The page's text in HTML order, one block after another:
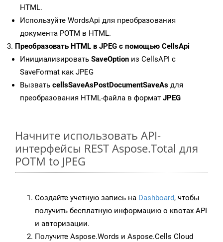
HTML.
Используйте WordsApi для преобразования
документа POTM в HTML.
Преобразовать HTML в JPEG с помощью CellsApi
Инициализировать SaveOption из CellsAPI с
SaveFormat как JPEG
Вызвать cellsSaveAsPostDocumentSaveAs для
преобразования HTML-файла в формат JPEG
Начните использовать API-
интерфейсы REST Aspose.Total для
POTM to JPEG
Создайте учетную запись на Dashboard, чтобы
получить бесплатную информацию о квотах API
и авторизации.
Получите Aspose.Words и Aspose.Cells Cloud